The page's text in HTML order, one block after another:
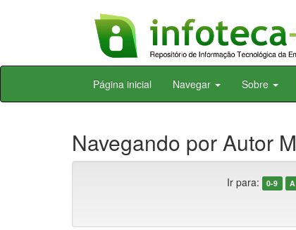
Skip
Página inicial Navegar Sobre
Navegando por Autor
Ir para: 0-9 A